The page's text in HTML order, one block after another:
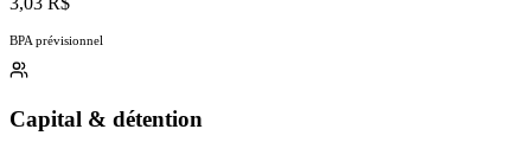
BPA prévisionnel
Capital & détention